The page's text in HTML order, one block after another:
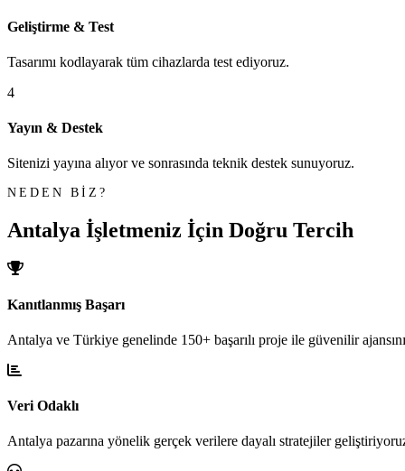
Geliştirme & Test
Tasarımı kodlayarak tüm cihazlarda test ediyoruz.
4
Yayın & Destek
Sitenizi yayına alıyor ve sonrasında teknik destek sunuyoruz.
NEDEN BİZ?
Antalya İşletmeniz İçin Doğru Tercih
Kanıtlanmış Başarı
Antalya ve Türkiye genelinde 150+ başarılı proje ile güvenilir
Veri Odaklı
Antalya pazarına yönelik gerçek verilere dayalı stratejiler